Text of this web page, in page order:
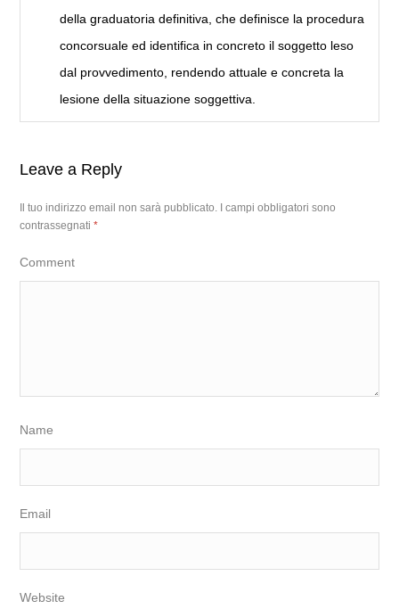
della graduatoria definitiva, che definisce la procedura
concorsuale ed identifica in concreto il soggetto leso
dal provvedimento, rendendo attuale e concreta la
lesione della situazione soggettiva.
Leave a Reply
Il tuo indirizzo email non sarà pubblicato.
I campi obbligatori sono
contrassegnati*
Comment
Name
Email
Website